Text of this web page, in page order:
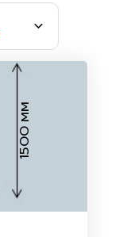
1500 мм